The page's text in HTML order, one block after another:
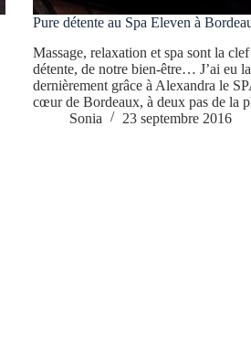
Pure détente au Spa Eleven à
Massage, relaxation et spa sont la
détente, de notre bien-être… J’ai eu
dernièrement grâce à Alexandra le
cœur de Bordeaux, à deux pas de la
Sonia
23 septembre 2016